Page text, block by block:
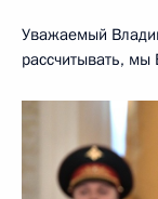
Уважаемый
рассчитывать,